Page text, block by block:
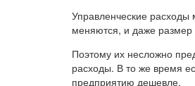
Управленческие расходы
меняются, и даже размер
Поэтому их несложно
расходы. В то же время
предприятию дешевле.